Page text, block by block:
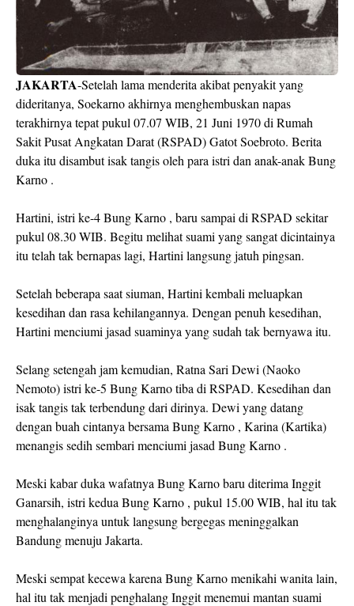
JAKARTA-Setelah lama menderita akibat penyakit yang
dideritanya, Soekarno akhirnya menghembuskan napas
terakhirnya tepat pukul 07.07 WIB, 21 Juni 1970 di Rumah
Sakit Pusat Angkatan Darat (RSPAD) Gatot Soebroto. Berita
duka itu disambut isak tangis oleh para istri dan anak-anak Bung
Karno .
Hartini, istri ke-4 Bung Karno , baru sampai di RSPAD sekitar
pukul 08.30 WIB. Begitu melihat suami yang sangat dicintainya
itu telah tak bernapas lagi, Hartini langsung jatuh pingsan.
Setelah beberapa saat siuman, Hartini kembali meluapkan
kesedihan dan rasa kehilangannya. Dengan penuh kesedihan,
Hartini menciumi jasad suaminya yang sudah tak bernyawa itu.
Selang setengah jam kemudian, Ratna Sari Dewi (Naoko
Nemoto) istri ke-5 Bung Karno tiba di RSPAD. Kesedihan dan
isak tangis tak terbendung dari dirinya. Dewi yang datang
dengan buah cintanya bersama Bung Karno , Karina (Kartika)
menangis sedih sembari menciumi jasad Bung Karno .
Meski kabar duka wafatnya Bung Karno baru diterima Inggit
Ganarsih, istri kedua Bung Karno , pukul 15.00 WIB, hal itu tak
menghalanginya untuk langsung bergegas meninggalkan
Bandung menuju Jakarta.
Meski sempat kecewa karena Bung Karno menikahi wanita lain,
hal itu tak menjadi penghalang Inggit menemui mantan suami